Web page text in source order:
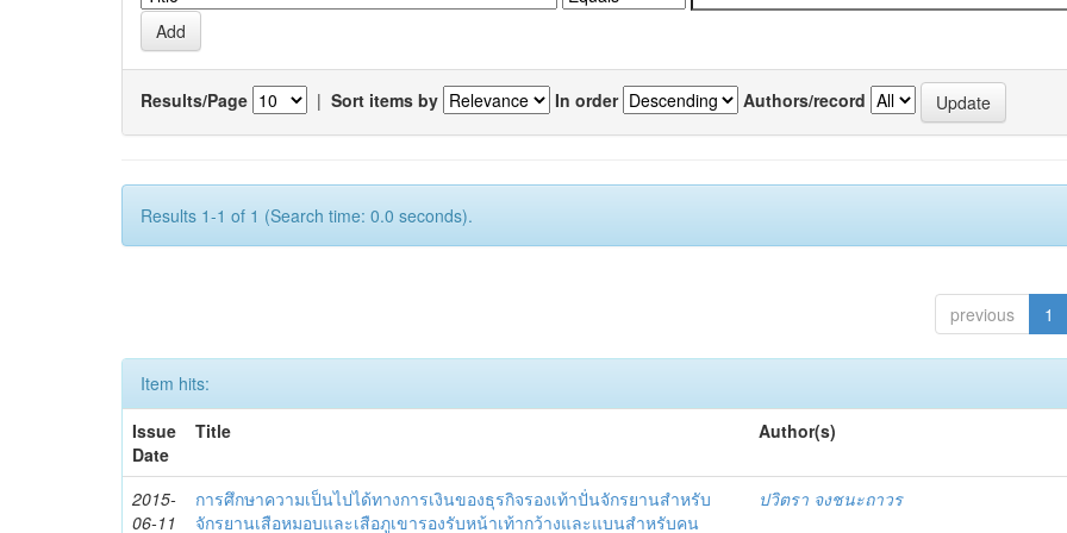
Results/Page | Sort items by In order Authors/record
Results 1-1 of 1 (Search time: 0.0 seconds).
previous 1
Item hits:
Issue
Date
Title Author(s)
2015-
06-11
การศึกษาความเป็นไปได้ทางการเงินของธุรกิจรองเท้าปั่นจักรยานสำหรับ
จักรยานเสือหมอบและเสือภูเขารองรับหน้าเท้ากว้างและแบนสำหรับคน
ปวิตรา จงชนะถาวร